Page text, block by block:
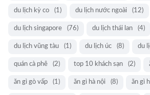
du lịch kỳ co (1) du lịch nước ngoài (12)
du lịch singapore (76) du lịch thái lan (4)
du lịch vũng tàu (1) du lịch úc (8) du
quán cà phê (2) top 10 khách sạn (2)
ăn gì gò vấp (1) ăn gì hà nội (8) ăn gì